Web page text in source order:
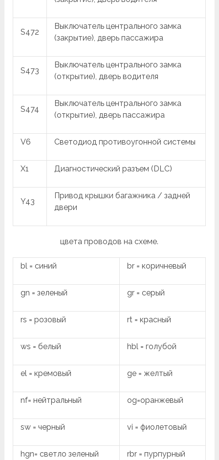
S472
Выключатель центрального замка
(закрытие), дверь пассажира
S473
Выключатель центрального замка
(открытие), дверь водителя
S474
Выключатель центрального замка
(открытие), дверь пассажира
V6 Светодиод противоугонной системы
X1 Диагностический разъем (DLC)
Y43
Привод крышки багажника / задней
двери
цвета проводов на схеме.
bl = синий br = коричневый
gn = зеленый gr = серый
rs = розовый rt = красный
ws = белый hbl = голубой
el = кремовый ge = желтый
nf= нейтральный og=оранжевый
sw = черный vi = фиолетовый
hgn= светло зеленый rbr = пурпурный